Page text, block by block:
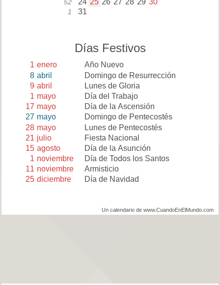
52 24 25 26 27 28 29 30
1 31
Días Festivos
1 enero
Año Nuevo
8 abril
Domingo de Resurrección
9 abril
Lunes de Gloria
1 mayo
Día del Trabajo
17 mayo
Día de la Ascensión
27 mayo
Domingo de Pentecostés
28 mayo
Lunes de Pentecostés
21 julio
Fiesta Nacional
15 agosto
Día de la Asunción
1 noviembre
Día de Todos los Santos
11 noviembre
Armisticio
25 diciembre Día de Navidad
Un calendario de www.CuandoEnElMundo.com